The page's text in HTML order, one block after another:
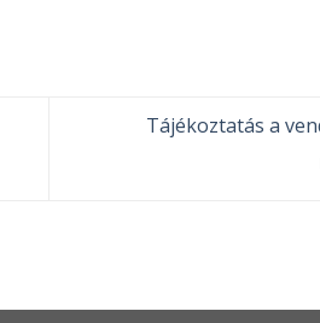
Tájékoztatás a